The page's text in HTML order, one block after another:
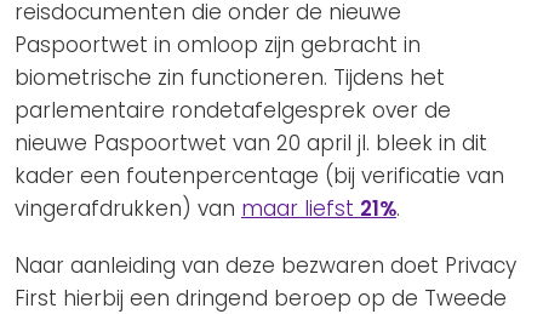
reisdocumenten die onder de nieuwe
Paspoortwet in omloop zijn gebracht in
biometrische zin functioneren. Tijdens het
parlementaire rondetafelgesprek over de
nieuwe Paspoortwet van 20 april jl. bleek in dit
kader een foutenpercentage (bij verificatie van
vingerafdrukken) van maar liefst 21%.
Naar aanleiding van deze bezwaren doet Privacy
First hierbij een dringend beroep op de Tweede